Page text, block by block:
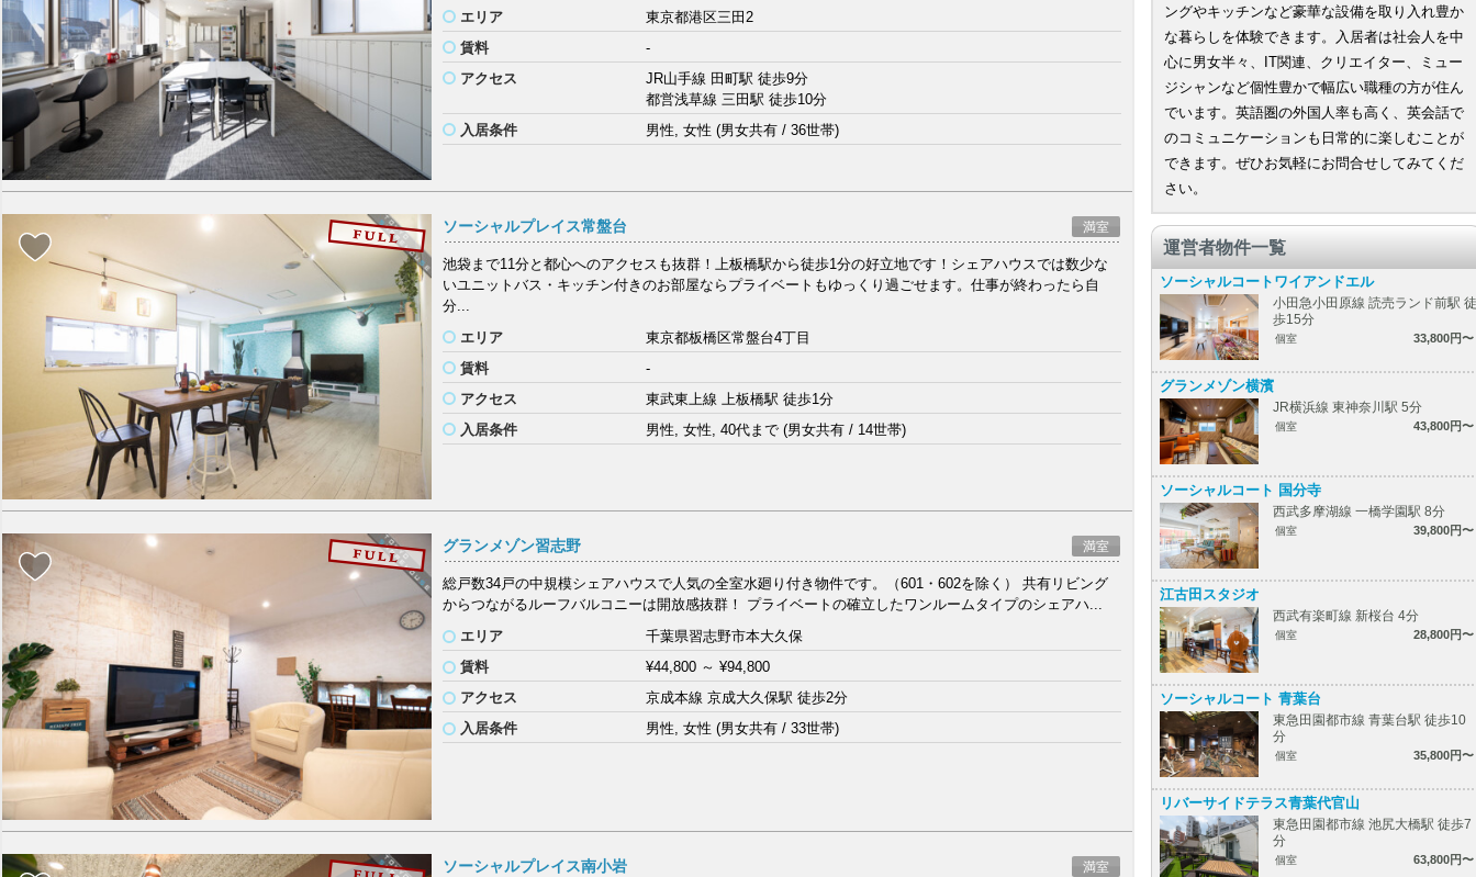
エリア
東京都港区三田2
賃料
-
アクセス
JR山手線 田町駅 徒歩9分
都営浅草線 三田駅 徒歩10分
入居条件
男性, 女性 (男女共有 / 36世帯)
ソーシャルプレイス常盤台 満室
池袋まで11分と都心へのアクセスも抜群！上板橋駅から徒歩1分の好立地です！シェアハウスでは数少な
いユニットバス・キッチン付きのお部屋ならプライベートもゆっくり過ごせます。仕事が終わったら自
分...
エリア
東京都板橋区常盤台4丁目
賃料
-
アクセス
東武東上線 上板橋駅 徒歩1分
入居条件
男性, 女性, 40代まで (男女共有 / 14世帯)
グランメゾン習志野 満室
総戸数34戸の中規模シェアハウスで人気の全室水廻り付き物件です。（601・602を除く） 共有リビング
からつながるルーフバルコニーは開放感抜群！ プライベートの確立したワンルームタイプのシェアハ...
エリア
千葉県習志野市本大久保
賃料
¥44,800 ～¥94,800
アクセス
京成本線 京成大久保駅 徒歩2分
入居条件
男性, 女性 (男女共有 / 33世帯)
ソーシャルプレイス南小岩 満室
ングやキッチンなど豪華な設備を取り入れ豊か
な暮らしを体験できます。入居者は社会人を中
心に男女半々、IT関連、クリエイター、ミュー
ジシャンなど個性豊かで幅広い職種の方が住ん
でいます。英語圏の外国人率も高く、英会話で
のコミュニケーションも日常的に楽しむことが
できます。ぜひお気軽にお問合せしてみてくだ
さい。
運営者物件一覧
ソーシャルコートワイアンドエル
小田急小田原線 読売ランド前駅 徒
歩15分
個室 33,800円〜
グランメゾン横濱
JR横浜線 東神奈川駅 5分
個室 43,800円〜
ソーシャルコート 国分寺
西武多摩湖線 一橋学園駅 8分
個室 39,800円〜
江古田スタジオ
西武有楽町線 新桜台 4分
個室 28,800円〜
ソーシャルコート 青葉台
東急田園都市線 青葉台駅 徒歩10
分
個室 35,800円〜
リバーサイドテラス青葉代官山
東急田園都市線 池尻大橋駅 徒歩7
分
個室 63,800円〜